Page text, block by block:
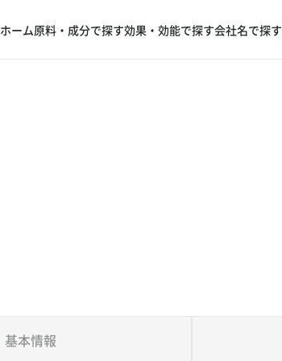
ホーム 原料・成分で探す効果・効能で探す会社名で探す
基本情報